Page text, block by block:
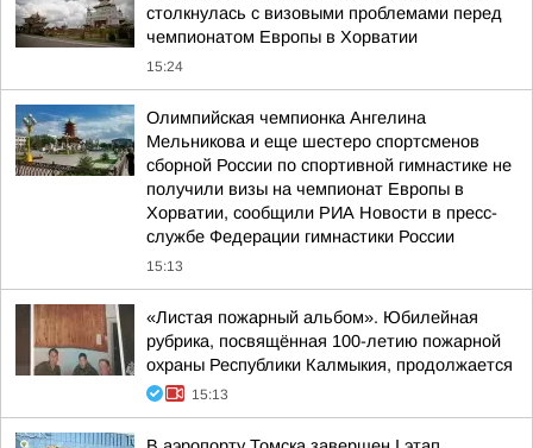
столкнулась с визовыми проблемами перед
чемпионатом Европы в Хорватии
15:24
Олимпийская чемпионка Ангелина
Мельникова и еще шестеро спортсменов
сборной России по спортивной гимнастике не
получили визы на чемпионат Европы в
Хорватии, сообщили РИА Новости в пресс-
службе Федерации гимнастики России
15:13
«Листая пожарный альбом». Юбилейная
рубрика, посвящённая 100-летию пожарной
охраны Республики Калмыкия, продолжается
15:13